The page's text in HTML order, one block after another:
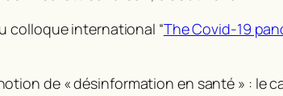
colloque international “The Covid-19
de « désinformation en santé » : le